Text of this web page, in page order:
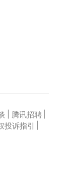
腾讯招聘
投诉指引